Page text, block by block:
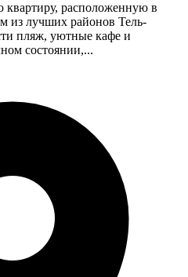
расположенную в
из лучших районов Тель-
пляж, уютные кафе и
состоянии,...